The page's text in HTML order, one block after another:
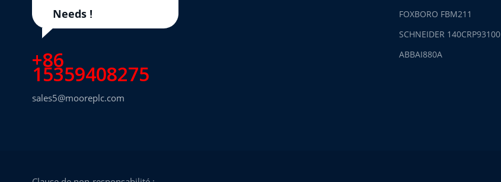
Needs !
+86
15359408275
sales5@mooreplc.com
FOXBORO FBM211
SCHNEIDER 140CRP93100
ABBAI880A